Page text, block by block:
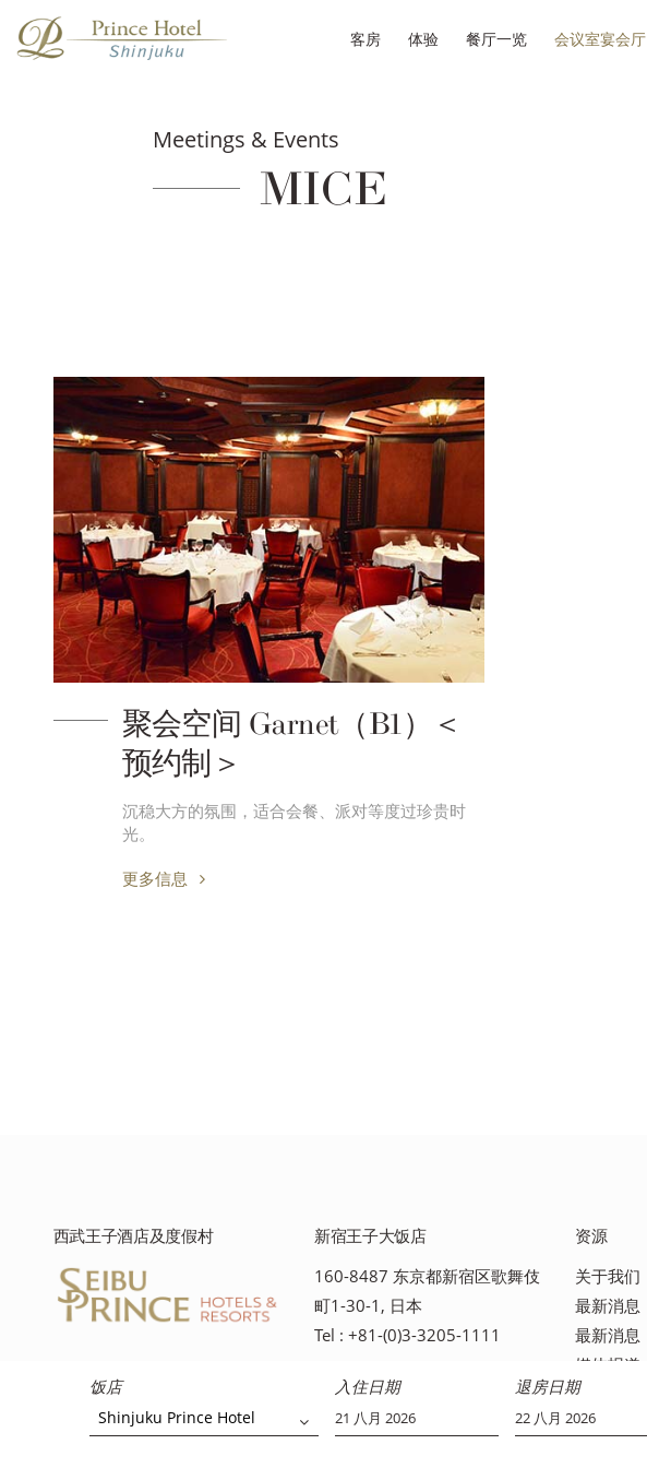
客房 体验 餐厅一览 会议室宴会厅
饭店
Shinjuku Prince Hotel
入住日期 退房日期
Meetings & Events
MICE
聚会空间 Garnet（B1）＜
预约制＞
沉稳大方的氛围，适合会餐、派对等度过珍贵时
光。
更多信息
西武王子酒店及度假村
新宿王子大饭店
160-8487 东京都新宿区歌舞伎
町1-30-1, 日本
Tel : +81-(0)3-3205-1111
资源
关于我们
最新消息
最新消息
媒体报道
常见问题